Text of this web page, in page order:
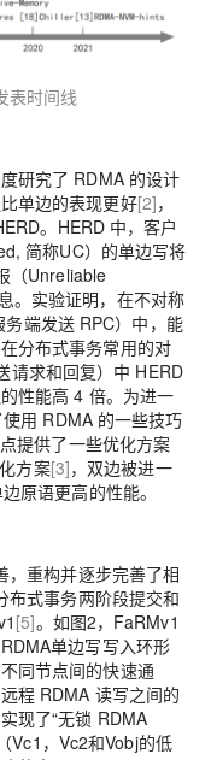
表时间线
研究了 RDMA 的设计
单边的表现更好[2]，
。HERD 中，客户
简称UC）的单边写将
（Unreliable
。实验证明，在不对称
端发送 RPC）中，能
分布式事务常用的对
请求和回复）中 HERD
性能高 4 倍。为进一
用 RDMA 的一些技巧
提供了一些优化方案
方案[3]，双边被进一
原语更高的性能。
，重构并逐步完善了相
布式事务两阶段提交和
[5]。如图2，FaRMv1
单边写写入环形
同节点间的快速通
程 RDMA 读写之间的
现了“无锁 RDMA
Vc1，Vc2和Vobj的低